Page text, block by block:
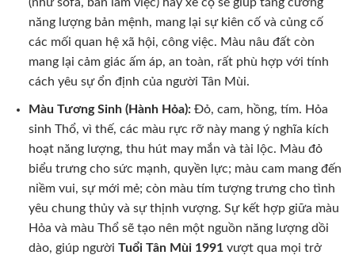
(như sofa, bàn làm việc) hay xe cộ sẽ giúp tăng cường
năng lượng bản mệnh, mang lại sự kiên cố và củng cố
các mối quan hệ xã hội, công việc. Màu nâu đất còn
mang lại cảm giác ấm áp, an toàn, rất phù hợp với tính
cách yêu sự ổn định của người Tân Mùi.
Màu Tương Sinh (Hành Hỏa):Đỏ, cam, hồng, tím. Hỏa
sinh Thổ, vì thế, các màu rực rỡ này mang ý nghĩa kích
hoạt năng lượng, thu hút may mắn và tài lộc. Màu đỏ
biểu trưng cho sức mạnh, quyền lực; màu cam mang đến
niềm vui, sự mới mẻ; còn màu tím tượng trưng cho tình
yêu chung thủy và sự thịnh vượng. Sự kết hợp giữa màu
Hỏa và màu Thổ sẽ tạo nên một nguồn năng lượng dồi
dào, giúp người Tuổi Tân Mùi 1991vượt qua mọi trở